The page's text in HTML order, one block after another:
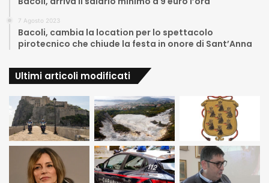
7 Agosto 2023
Bacoli, cambia la location per lo spettacolo
pirotecnico che chiude la festa in onore di Sant’Anna
Ultimi articoli modificati